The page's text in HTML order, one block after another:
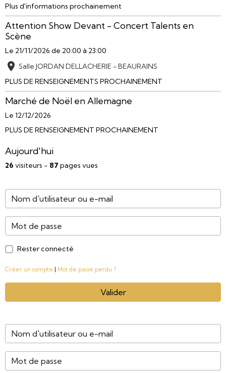
Plus d'informations prochainement
Attention Show Devant - Concert Talents en
Scène
Le 21/11/2026 de 20:00 à 23:00
Salle JORDAN DELLACHERIE - BEAURAINS
PLUS DE RENSEIGNEMENTS PROCHAINEMENT
Marché de Noël en Allemagne
Le 12/12/2026
PLUS DE RENSEIGNEMENT PROCHAINEMENT
Aujourd'hui
26 visiteurs - 87 pages vues
Rester connecté
Créer un compte Mot de passe perdu ?
Valider